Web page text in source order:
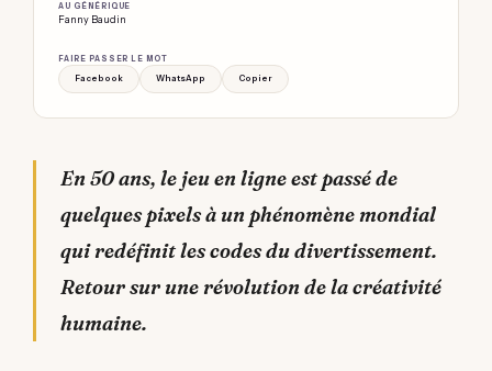
AU GÉNÉRIQUE
Fanny Baudin
FAIRE PASSER LE MOT
Facebook
WhatsApp Copier
En 50 ans, le jeu en ligne est passé de
quelques pixels à un phénomène mondial
qui redéfinit les codes du divertissement.
Retour sur une révolution de la créativité
humaine.